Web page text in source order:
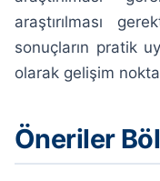
araştırılması
sonuçların pratik
olarak gelişim
Öneriler